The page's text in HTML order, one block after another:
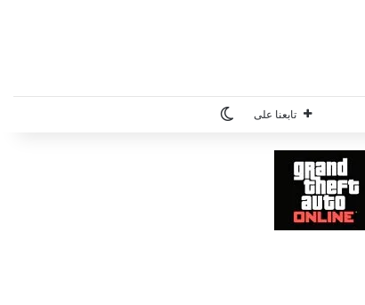
تابعنا على الوضع المظلم